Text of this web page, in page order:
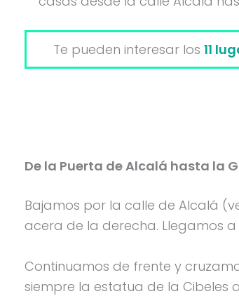
Te pueden interesar los 11
De la Puerta de Alcalá hasta la
Bajamos por la calle de Alcalá
acera de la derecha. Llegamos
Continuamos de frente y
siempre la estatua de la Cibeles